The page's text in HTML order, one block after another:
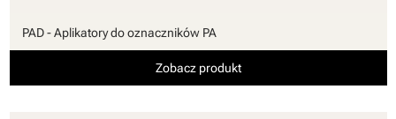
PAD - Aplikatory do oznaczników PA
Zobacz produkt